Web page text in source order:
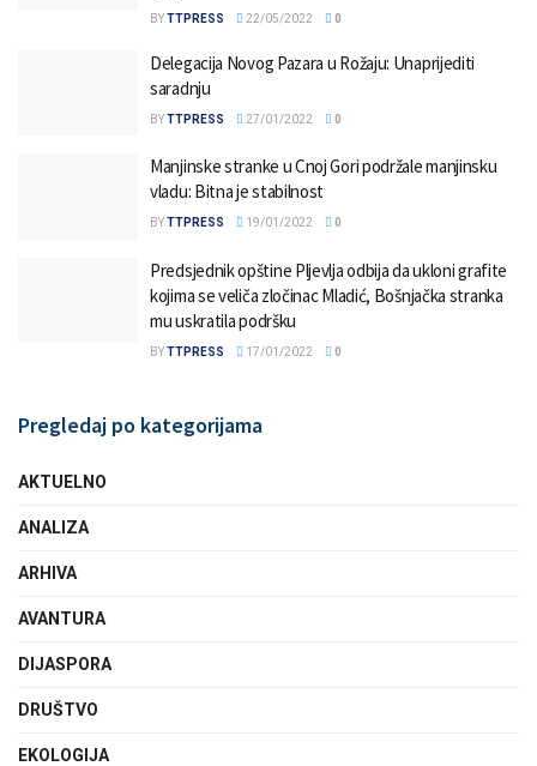
BYTTPRESS 22/05/2022 0
Delegacija Novog Pazara u Rožaju: Unaprijediti
saradnju
BYTTPRESS 27/01/2022 0
Manjinske stranke u Cnoj Gori podržale manjinsku
vladu: Bitna je stabilnost
BYTTPRESS 19/01/2022 0
Predsjednik opštine Pljevlja odbija da ukloni grafite
kojima se veliča zločinac Mladić, Bošnjačka stranka
mu uskratila podršku
BYTTPRESS 17/01/2022 0
Pregledaj po kategorijama
AKTUELNO
ANALIZA
ARHIVA
AVANTURA
DIJASPORA
DRUŠTVO
EKOLOGIJA